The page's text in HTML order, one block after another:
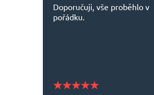
Doporučuji, vše proběhlo v
pořádku.